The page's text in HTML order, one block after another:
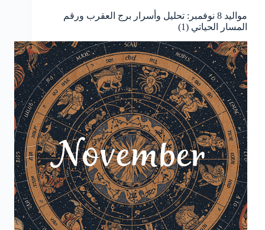
مواليد 8 نوفمبر: تحليل وأسرار برج العقرب ورقم
المسار الحياتي (1)